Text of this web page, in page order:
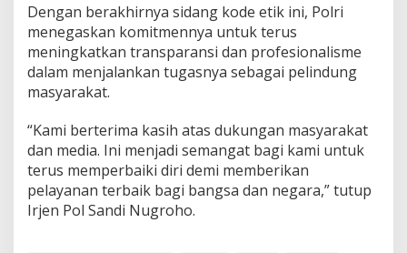
Dengan berakhirnya sidang kode etik ini, Polri
menegaskan komitmennya untuk terus
meningkatkan transparansi dan profesionalisme
dalam menjalankan tugasnya sebagai pelindung
masyarakat.
“Kami berterima kasih atas dukungan masyarakat
dan media. Ini menjadi semangat bagi kami untuk
terus memperbaiki diri demi memberikan
pelayanan terbaik bagi bangsa dan negara,” tutup
Irjen Pol Sandi Nugroho.